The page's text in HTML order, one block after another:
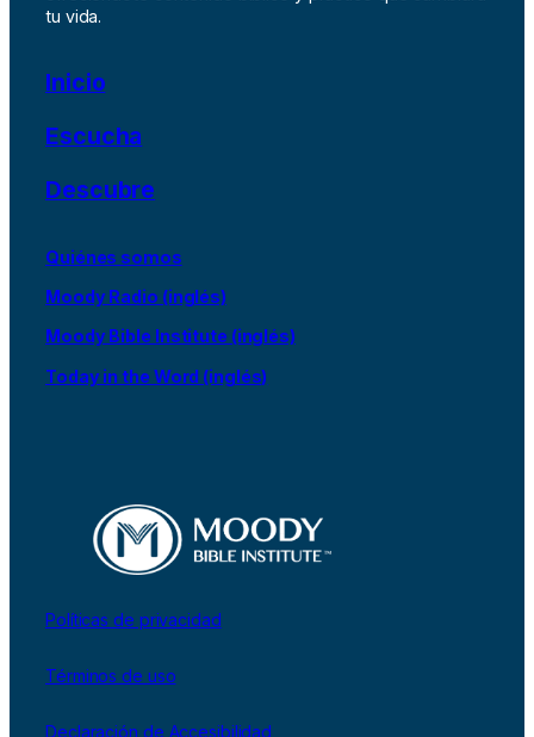
tu vida.
Inicio
Escucha
Descubre
Quiénes somos
Moody Radio (inglés)
Moody Bible Institute (inglés)
Today in the Word (inglés)
Políticas de privacidad
Términos de uso
Declaración de Accesibilidad